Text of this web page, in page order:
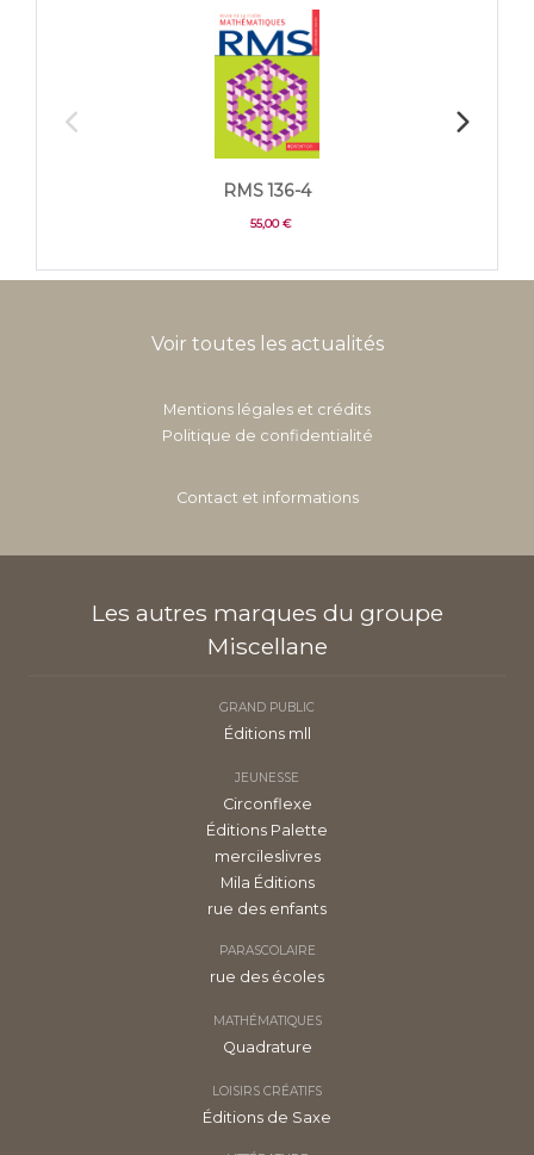
RMS 136-4
55,00 €
Voir toutes les actualités
Mentions légales et crédits
Politique de confidentialité
Contact et informations
Les autres marques du groupe
Miscellane
GRAND PUBLIC
Éditions mll
JEUNESSE
Circonflexe
Éditions Palette
mercileslivres
Mila Éditions
rue des enfants
PARASCOLAIRE
rue des écoles
MATHÉMATIQUES
Quadrature
LOISIRS CRÉATIFS
Éditions de Saxe